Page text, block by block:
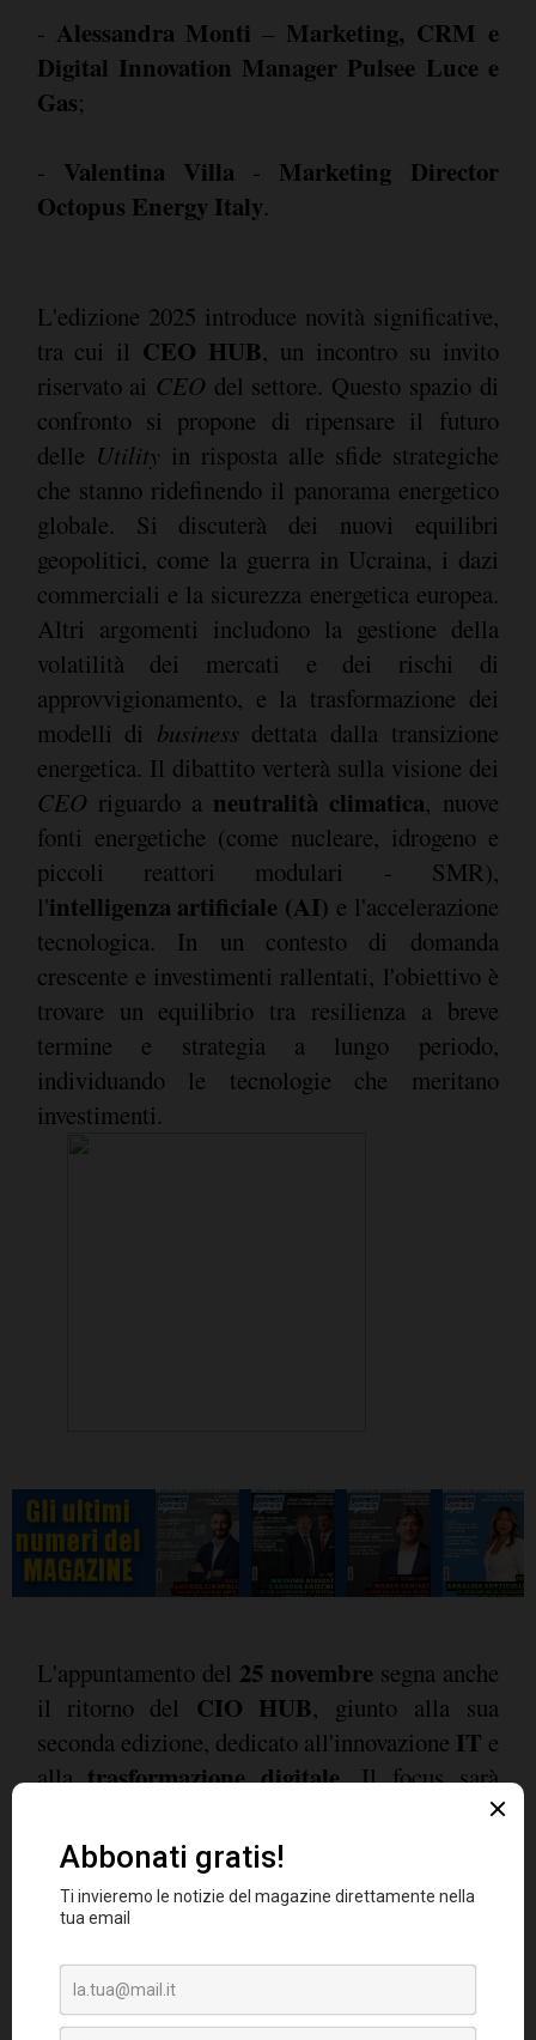
- Alessandra Monti – Marketing, CRM e
Digital Innovation Manager Pulsee Luce e
Gas;
- Valentina Villa - Marketing Director
Octopus Energy Italy.
L'edizione 2025 introduce novità significative,
tra cui il CEO HUB, un incontro su invito
riservato ai CEO del settore. Questo spazio di
confronto si propone di ripensare il futuro
delle Utilityin risposta alle sfide strategiche
che stanno ridefinendo il panorama energetico
globale. Si discuterà dei nuovi equilibri
geopolitici, come la guerra in Ucraina, i dazi
commerciali e la sicurezza energetica europea.
Altri argomenti includono la gestione della
volatilità dei mercati e dei rischi di
approvvigionamento, e la trasformazione dei
modelli di business dettata dalla transizione
energetica. Il dibattito verterà sulla visione dei
CEO riguardo a neutralità climatica, nuove
fonti energetiche (come nucleare, idrogeno e
piccoli reattori modulari - SMR),
l'intelligenza artificiale (AI) e l'accelerazione
tecnologica. In un contesto di domanda
crescente e investimenti rallentati, l'obiettivo è
trovare un equilibrio tra resilienza a breve
termine e strategia a lungo periodo,
individuando le tecnologie che meritano
investimenti.
L'appuntamento del 25 novembre segna anche
il ritorno del CIO HUB, giunto alla sua
seconda edizione, dedicato all'innovazione IT e
allatrasformazione digitale. Il focus sarà
, ovvero
le strategie di gestione e analisi dei dati. Si
approfondirà come costruire una base dati
solida e scalabile, condivisa tra
come iCDOe i
modalità per valutare la maturità delle